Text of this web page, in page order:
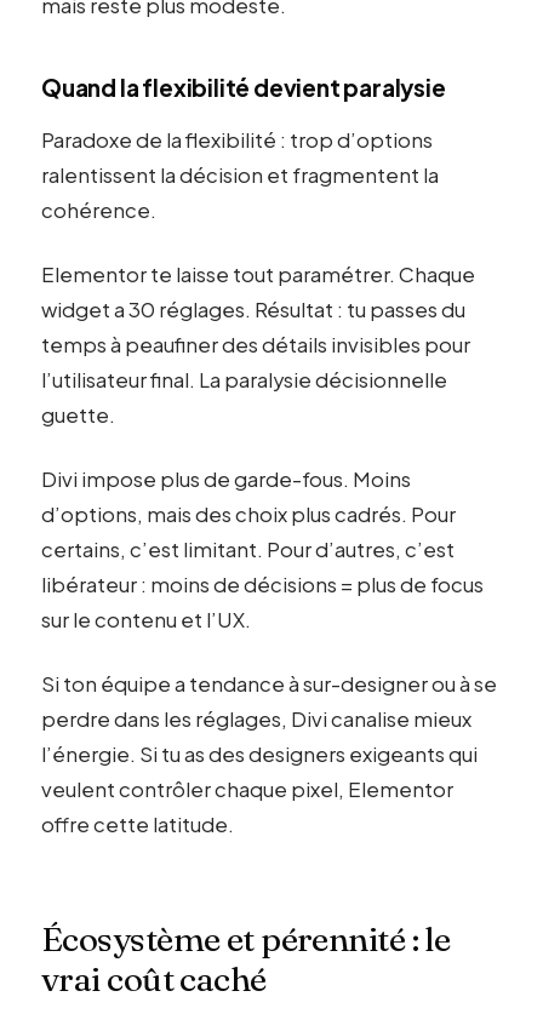
mais reste plus modeste.
Quand la flexibilité devient paralysie
Paradoxe de la flexibilité : trop d’options
ralentissent la décision et fragmentent la
cohérence.
Elementor te laisse tout paramétrer. Chaque
widget a 30 réglages. Résultat : tu passes du
temps à peaufiner des détails invisibles pour
l’utilisateur final. La paralysie décisionnelle
guette.
Divi impose plus de garde-fous. Moins
d’options, mais des choix plus cadrés. Pour
certains, c’est limitant. Pour d’autres, c’est
libérateur : moins de décisions = plus de focus
sur le contenu et l’UX.
Si ton équipe a tendance à sur-designer ou à se
perdre dans les réglages, Divi canalise mieux
l’énergie. Si tu as des designers exigeants qui
veulent contrôler chaque pixel, Elementor
offre cette latitude.
Écosystème et pérennité : le
vrai coût caché